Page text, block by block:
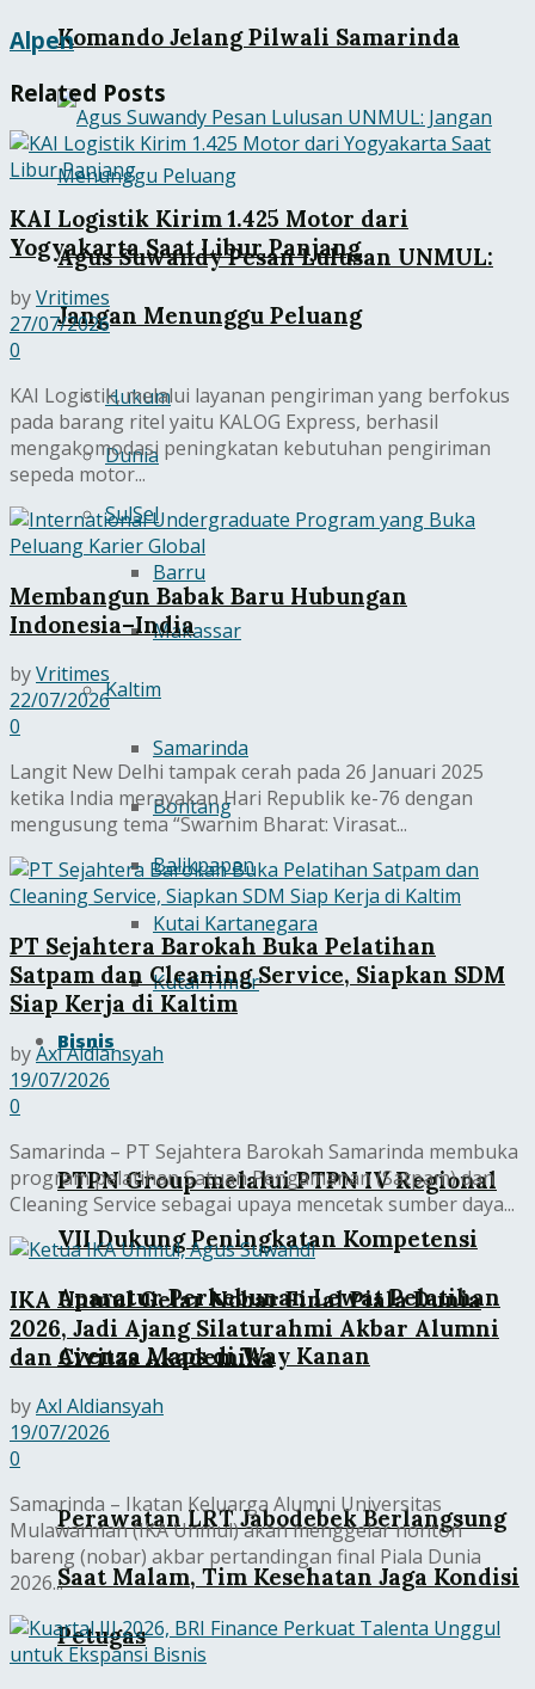
Komando Jelang Pilwali Samarinda
Agus Suwandy Pesan Lulusan UNMUL:
Jangan Menunggu Peluang
Hukum
Dunia
SulSel
Barru
Makassar
Kaltim
Samarinda
Bontang
Balikpapan
Kutai Kartanegara
Kutai Timur
Bisnis
PTPN Group melalui PTPN IV Regional
VII Dukung Peningkatan Kompetensi
Aparatur Perkebunan Lewat Pelatihan
Avenza Maps di Way Kanan
Perawatan LRT Jabodebek Berlangsung
Saat Malam, Tim Kesehatan Jaga Kondisi
Petugas
Alpen
Related Posts
KAI Logistik Kirim 1.425 Motor dari
Yogyakarta Saat Libur Panjang
byVritimes
27/07/2026
0
KAI Logistik, melalui layanan pengiriman yang berfokus
pada barang ritel yaitu KALOG Express, berhasil
mengakomodasi peningkatan kebutuhan pengiriman
sepeda motor...
Membangun Babak Baru Hubungan
Indonesia–India
byVritimes
22/07/2026
0
Langit New Delhi tampak cerah pada 26 Januari 2025
ketika India merayakan Hari Republik ke-76 dengan
mengusung tema “Swarnim Bharat: Virasat...
PT Sejahtera Barokah Buka Pelatihan
Satpam dan Cleaning Service, Siapkan SDM
Siap Kerja di Kaltim
byAxl Aldiansyah
19/07/2026
0
Samarinda – PT Sejahtera Barokah Samarinda membuka
program pelatihan Satuan Pengamanan (Satpam) dan
Cleaning Service sebagai upaya mencetak sumber daya...
IKA Unmul Gelar Nobar Final Piala Dunia
2026, Jadi Ajang Silaturahmi Akbar Alumni
dan Civitas Akademika
byAxl Aldiansyah
19/07/2026
0
Samarinda – Ikatan Keluarga Alumni Universitas
Mulawarman (IKA Unmul) akan menggelar nonton
bareng (nobar) akbar pertandingan final Piala Dunia
2026...